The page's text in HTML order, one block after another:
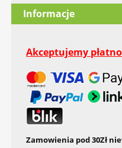
Informacje
Akceptujemy
Zamowienia pod 30Zł